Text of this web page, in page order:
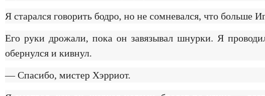
Я старался говорить бодро, но не сомневался, что больше
Его руки дрожали, пока он завязывал шнурки. Я
обернулся и кивнул.
— Спасибо, мистер Хэрриот.